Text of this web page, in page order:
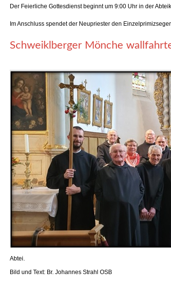
Der Feierliche Gottesdienst beginnt um 9:00 Uhr in der
Im Anschluss spendet der Neupriester den
Schweiklberger Mönche
Abtei.
Bild und Text: Br. Johannes Strahl OSB